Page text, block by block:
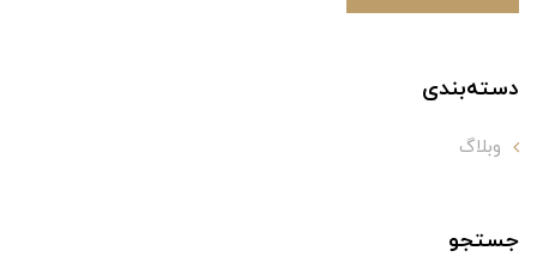
دسته‌بندی
وبلاگ
جستجو